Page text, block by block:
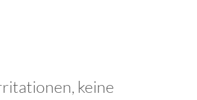
keine